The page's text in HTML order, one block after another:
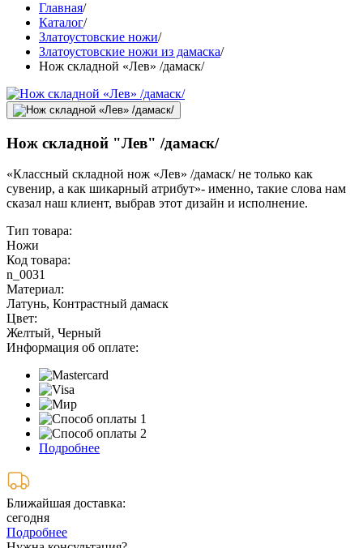
Главная/
Каталог/
Златоустовские ножи/
Златоустовские ножи из дамаска/
Нож складной «Лев» /дамаск/
Нож складной "Лев" /дамаск/
«Классный складной нож «Лев» /дамаск/ не только как
сувенир, а как шикарный атрибут»- именно, такие слова нам
сказал наш клиент, выбрав этот дизайн и исполнение.
Тип товара:
Ножи
Код товара:
n_0031
Материал:
Латунь, Контрастный дамаск
Цвет:
Желтый, Черный
Информация об оплате:
Подробнее
Ближайшая доставка:
сегодня
Подробнее